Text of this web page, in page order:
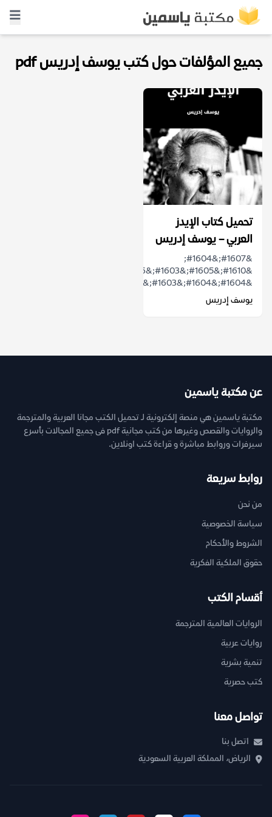
جميع المؤلفات حول كتب يوسف إدريس pdf
تحميل كتاب الإيدز
العربي – يوسف إدريس
&#1607;&#1604;
&#1604;&#1604;&#1603;&#1604;&#1605;&...
يوسف إدريس
عن مكتبة ياسمين
مكتبة ياسمين هي منصة إلكترونية لـ تحميل الكتب مجانا العربية والمترجمة
والروايات والقصص وغيرها من كتب مجانية pdf فى جميع المجالات بأسرع
سيرفرات وروابط مباشرة و قراءة كتب اونلاين.
روابط سريعة
من نحن
سياسة الخصوصية
الشروط والأحكام
حقوق الملكية الفكرية
أقسام الكتب
الروايات العالمية المترجمة
روايات عربية
تنمية بشرية
كتب حصرية
تواصل معنا
اتصل بنا
الرياض، المملكة العربية السعودية